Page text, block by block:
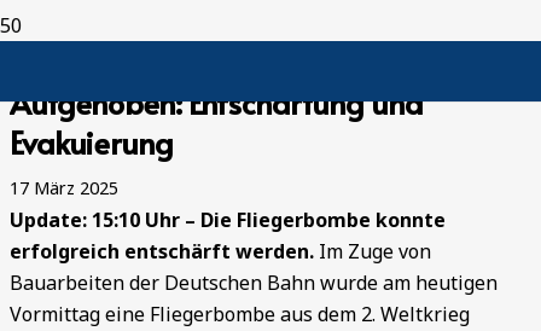
Aufgehoben: Entschärfung und
Evakuierung
17 März 2025
Update: 15:10 Uhr – Die Fliegerbombe konnte
erfolgreich entschärft werden. Im Zuge von
Bauarbeiten der Deutschen Bahn wurde am heutigen
Vormittag eine Fliegerbombe aus dem 2. Weltkrieg